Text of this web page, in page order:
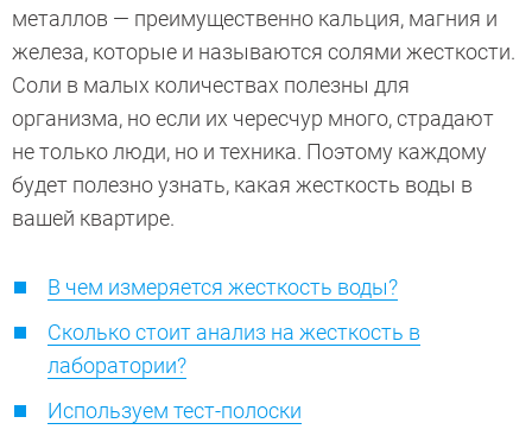
металлов — преимущественно кальция, магния и
железа, которые и называются солями жесткости.
Соли в малых количествах полезны для
организма, но если их чересчур много, страдают
не только люди, но и техника. Поэтому каждому
будет полезно узнать, какая жесткость воды в
вашей квартире.
В чем измеряется жесткость воды?
Сколько стоит анализ на жесткость в
лаборатории?
Используем тест-полоски